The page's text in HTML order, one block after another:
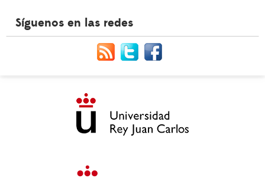
Síguenos en las redes